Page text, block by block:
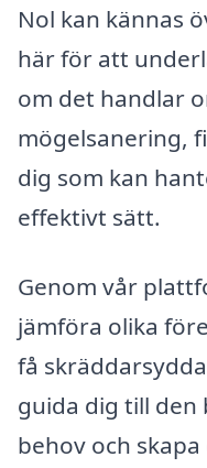
Nol kan kännas
här för att
om det handlar
mögelsanering,
dig som kan
effektivt sätt.
Genom vår
jämföra olika
få
guida dig till den
behov och